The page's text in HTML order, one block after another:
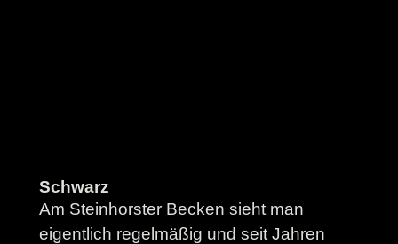
Schwarz
Am Steinhorster Becken sieht man
eigentlich regelmäßig und seit Jahren